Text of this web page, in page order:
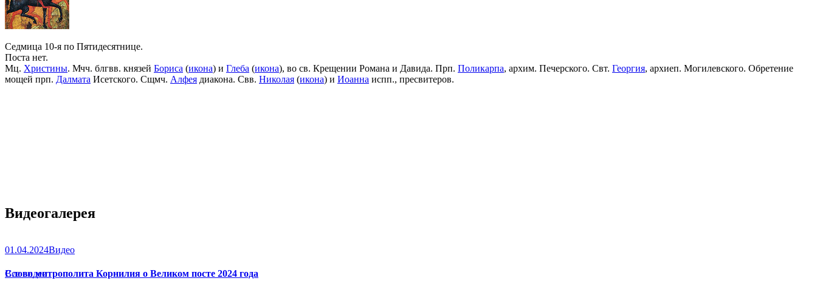
Седмица 10-я по Пятидесятнице.
Поста нет.
Мц. Христины. Мчч. блгвв. князей Бориса (икона) и Глеба (икона), во св. Крещении Романа и Давида. Прп. Поликарпа, архим. Печерского. Свт. Георгия, архиеп. Могилевского. Обретение
мощей прп. Далмата Исетского. Сщмч. Алфея диакона. Свв. Николая (икона) и Иоанна испп., пресвитеров.
Видеогалерея
01.04.2024Видео
Слово митрополита Корнилия о Великом посте 2024 года
Все видео